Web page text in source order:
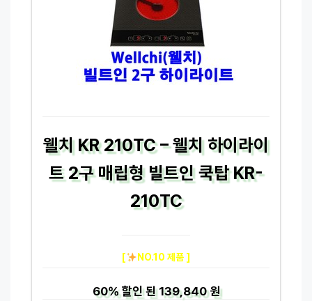
웰치 KR 210TC – 웰치 하이라이
트 2구 매립형 빌트인 쿡탑 KR-
210TC
[ NO.10 제품 ]
60%할인 된139,840 원